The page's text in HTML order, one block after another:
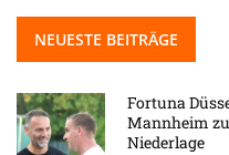
NEUESTE BEITRÄGE
Fortuna
Mannheim
Niederlage